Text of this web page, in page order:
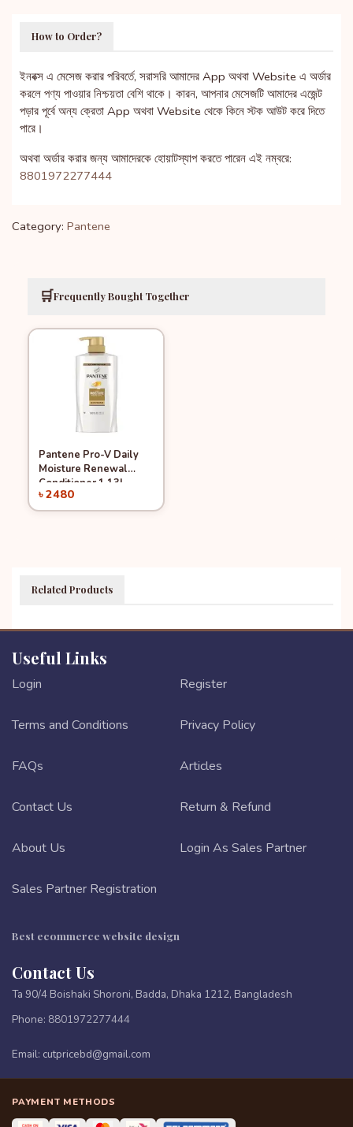
How to Order?
ইনবক্স এ মেসেজ করার পরিবর্তে, সরাসরি আমাদের App অথবা Website এ অর্ডার
করলে পণ্য পাওয়ার নিশ্চয়তা বেশি থাকে। কারন, আপনার মেসেজটি আমাদের এজেন্ট
পড়ার পূর্বে অন্য ক্রেতা App অথবা Website থেকে কিনে স্টক আউট করে দিতে
পারে।
অথবা অর্ডার করার জন্য আমাদেরকে হোয়াটস্যাপ করতে পারেন এই নম্বরে:
8801972277444
Category: Pantene
🛒Frequently Bought Together
Quick ViewAdd to Cart
Pantene Pro-V Daily
Moisture Renewal
Conditioner 1.13L
৳ 2480
Related Products
Useful Links
Login Register
Terms and Conditions Privacy Policy
FAQs Articles
Contact Us Return & Refund
About Us Login As Sales Partner
Sales Partner Registration
Best ecommerce website design
Contact Us
Ta 90/4 Boishaki Shoroni, Badda, Dhaka 1212, Bangladesh
Phone: 8801972277444
Email: cutpricebd@gmail.com
PAYMENT METHODS